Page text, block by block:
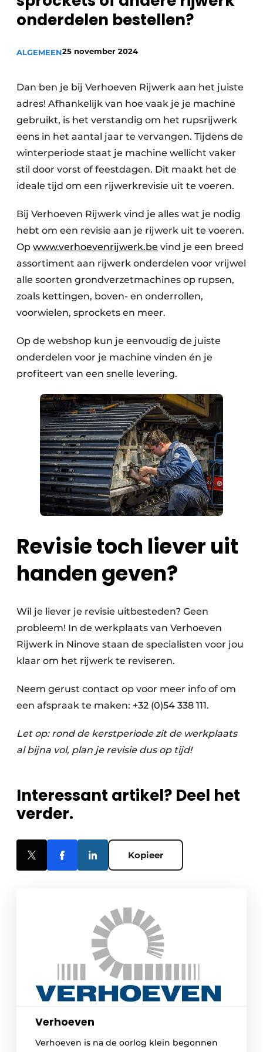
Privacy / Cookie statement
Vacature aanmelden
Vacatures
onderdelen bestellen?
ALGEMEEN25 november 2024
Dan ben je bij Verhoeven Rijwerk aan het juiste
adres! Afhankelijk van hoe vaak je je machine
gebruikt, is het verstandig om het rupsrijwerk
eens in het aantal jaar te vervangen. Tijdens de
winterperiode staat je machine wellicht vaker
stil door vorst of feestdagen. Dit maakt het de
ideale tijd om een rijwerkrevisie uit te voeren.
Bij Verhoeven Rijwerk vind je alles wat je nodig
hebt om een revisie aan je rijwerk uit te voeren.
Op www.verhoevenrijwerk.be vind je een breed
assortiment aan rijwerk onderdelen voor vrijwel
alle soorten grondverzetmachines op rupsen,
zoals kettingen, boven- en onderrollen,
voorwielen, sprockets en meer.
Op de webshop kun je eenvoudig de juiste
onderdelen voor je machine vinden én je
profiteert van een snelle levering.
Revisie toch liever uit
handen geven?
Wil je liever je revisie uitbesteden? Geen
probleem! In de werkplaats van Verhoeven
Rijwerk in Ninove staan de specialisten voor jou
klaar om het rijwerk te reviseren.
Neem gerust contact op voor meer info of om
een afspraak te maken: +32 (0)54 338 111.
Let op: rond de kerstperiode zit de werkplaats
al bijna vol, plan je revisie dus op tijd!
Interessant artikel? Deel het
verder.
Kopieer
Verhoeven
Verhoeven is na de oorlog klein begonnen